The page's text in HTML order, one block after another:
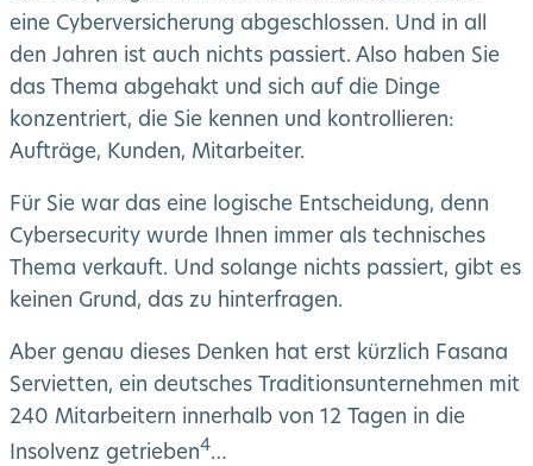
eine Cyberversicherung abgeschlossen. Und in all
den Jahren ist auch nichts passiert. Also haben Sie
das Thema abgehakt und sich auf die Dinge
konzentriert, die Sie kennen und kontrollieren:
Aufträge, Kunden, Mitarbeiter.
Für Sie war das eine logische Entscheidung, denn
Cybersecurity wurde Ihnen immer als technisches
Thema verkauft. Und solange nichts passiert, gibt es
keinen Grund, das zu hinterfragen.
Aber genau dieses Denken hat erst kürzlich Fasana
Servietten, ein deutsches Traditionsunternehmen mit
240 Mitarbeitern innerhalb von 12 Tagen in die
Insolvenz getrieben4…